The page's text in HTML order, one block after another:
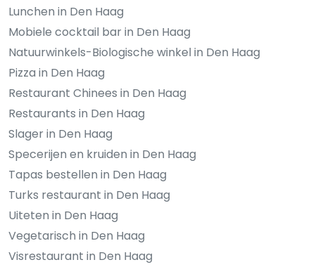
Lunchen in Den Haag
Mobiele cocktail bar in Den Haag
Natuurwinkels-Biologische winkel in Den Haag
Pizza in Den Haag
Restaurant Chinees in Den Haag
Restaurants in Den Haag
Slager in Den Haag
Specerijen en kruiden in Den Haag
Tapas bestellen in Den Haag
Turks restaurant in Den Haag
Uiteten in Den Haag
Vegetarisch in Den Haag
Visrestaurant in Den Haag